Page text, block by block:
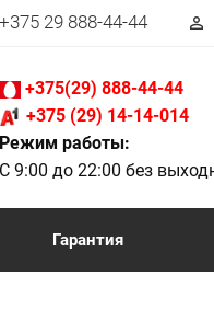
29 888-44-44 perm_identity
+375(29) 888-44-44
+375 (29) 14-14-014
Режим работы:
С 9:00 до 22:00 без
Гарантия